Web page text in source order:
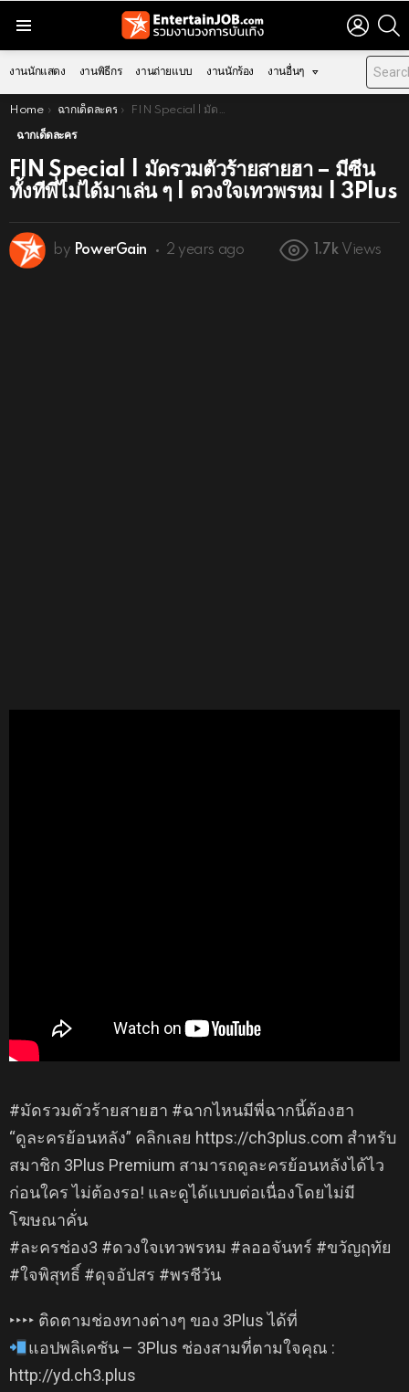
LOGIN
งานนักแสดง งานพิธีกร งานถ่ายแบบ งานนักร้อง งานอื่นๆ
You are here:
Home ฉากเด็ดละคร FIN Special | มัดรวมตัวร้ายสายฮา – มีซีนทั้งทีพี่ไม่ได้มาเล่น ๆ | ดวงใจเทวพรหม | 3Plus
ฉากเด็ดละคร
FIN Special | มัดรวมตัวร้ายสายฮา – มีซีน
ทั้งทีพี่ไม่ได้มาเล่น ๆ | ดวงใจเทวพรหม | 3Plus
by PowerGain 2 years ago 1.7k Views
#มัดรวมตัวร้ายสายฮา #ฉากไหนมีพี่ฉากนี้ต้องฮา
“ดูละครย้อนหลัง” คลิกเลย https://ch3plus.com สำหรับ
สมาชิก 3Plus Premium สามารถดูละครย้อนหลังได้ไว
ก่อนใคร ไม่ต้องรอ! และดูได้แบบต่อเนื่องโดยไม่มี
โฆษณาคั่น
#ละครช่อง3 #ดวงใจเทวพรหม #ลออจันทร์ #ขวัญฤทัย
#ใจพิสุทธิ์ #ดุจอัปสร #พรชีวัน
‣‣‣‣ ติดตามช่องทางต่างๆ ของ 3Plus ได้ที่
แอปพลิเคชัน – 3Plus ช่องสามที่ตามใจคุณ :
http://yd.ch3.plus​